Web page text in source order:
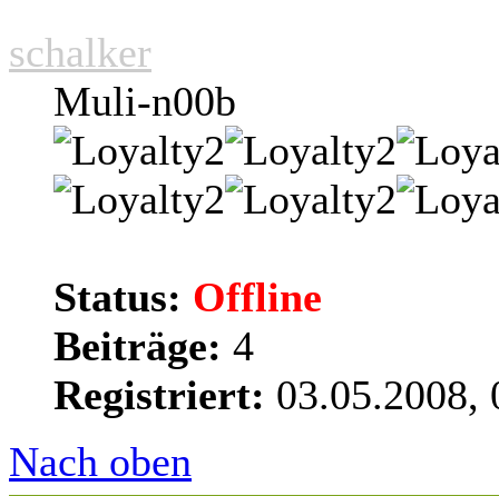
schalker
Muli-n00b
Status: Offline
Beiträge: 4
Registriert: 03.05.2008,
Nach oben